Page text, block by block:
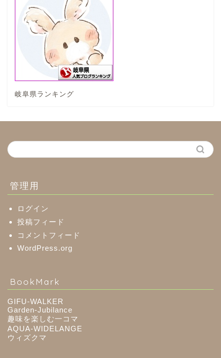
岐阜県ランキング
管理用
ログイン
投稿フィード
コメントフィード
WordPress.org
BookMark
GIFU-WALKER
Garden-Jubilance
趣味を楽しむ一コマ
AQUA-WIDELANGE
ウィズクマ
川辺町